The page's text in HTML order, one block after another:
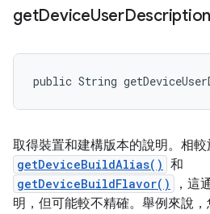
getDeviceUserDescription
public String
取得裝置和建構版本的說明。相較
getDeviceBuildAlias() 和
getDeviceBuildFlavor()
，這
明，但可能較不精確。舉例來說